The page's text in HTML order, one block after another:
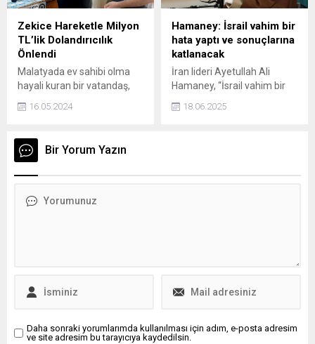
ülkemizde değil dünyada da
büyük bir sorun, çalışma ve
müdahale alanıdır.
Hedefimiz, bu küresel
seviyeye indirmektir...
Zekice Hareketle Milyon
TL’lik Dolandırıcılık
Önlendi
Malatyada ev sahibi olma
hayali kuran bir vatandaş,
tuzağa düşmek üzereyken
vatandaşın dikkatliliği
sayesinde dolandırılmaktan
16.05.2024
Hamaney: İsrail vahim bir
hata yaptı ve sonuçlarına
katlanacak
İran lideri Ayetullah Ali
Hamaney, “İsrail vahim bir
katlanacak” dedi.
18.06.2025
Bir Yorum Yazın
Daha sonraki yorumlarımda kullanılması için adım, e-posta adresim
ve site adresim bu tarayıcıya kaydedilsin.